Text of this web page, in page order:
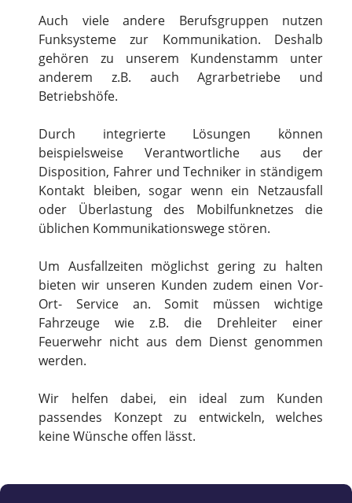
Auch viele andere Berufsgruppen nutzen
Funksysteme zur Kommunikation. Deshalb
gehören zu unserem Kundenstamm unter
anderem z.B. auch Agrarbetriebe und
Betriebshöfe.
Durch integrierte Lösungen können
beispielsweise Verantwortliche aus der
Disposition, Fahrer und Techniker in ständigem
Kontakt bleiben, sogar wenn ein Netzausfall
oder Überlastung des Mobilfunknetzes die
üblichen Kommunikationswege stören.
Um Ausfallzeiten möglichst gering zu halten
bieten wir unseren Kunden zudem einen Vor-
Ort- Service an. Somit müssen wichtige
Fahrzeuge wie z.B. die Drehleiter einer
Feuerwehr nicht aus dem Dienst genommen
werden.
Wir helfen dabei, ein ideal zum Kunden
passendes Konzept zu entwickeln, welches
keine Wünsche offen lässt.